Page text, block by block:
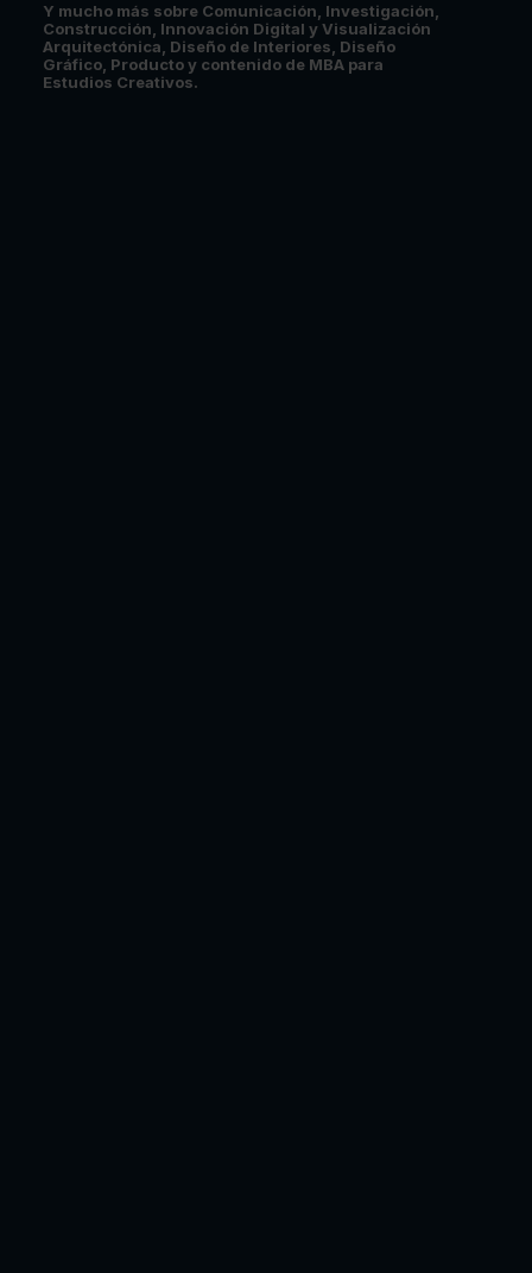
Y mucho más sobre Comunicación, Investigación,
Construcción, Innovación Digital y Visualización
Arquitectónica, Diseño de Interiores, Diseño
Gráfico, Producto y contenido de MBA para
Estudios Creativos.